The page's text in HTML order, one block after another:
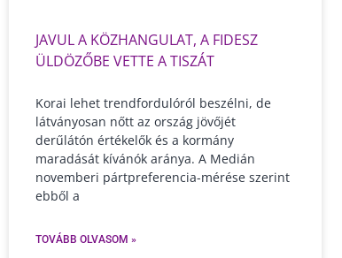
JAVUL A KÖZHANGULAT, A FIDESZ
ÜLDÖZŐBE VETTE A TISZÁT
Korai lehet trendfordulóról beszélni, de
látványosan nőtt az ország jövőjét
derűlátón értékelők és a kormány
maradását kívánók aránya. A Medián
novemberi pártpreferencia-mérése szerint
ebből a
TOVÁBB OLVASOM »